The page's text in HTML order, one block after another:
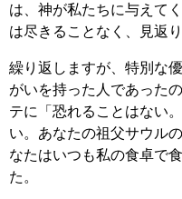
は、神が私たちに与えて
は尽きることなく、見返
繰り返しますが、特別な
がいを持った人であった
テに「恐れることはない
い。あなたの祖父サウル
なたはいつも私の食卓で
た。